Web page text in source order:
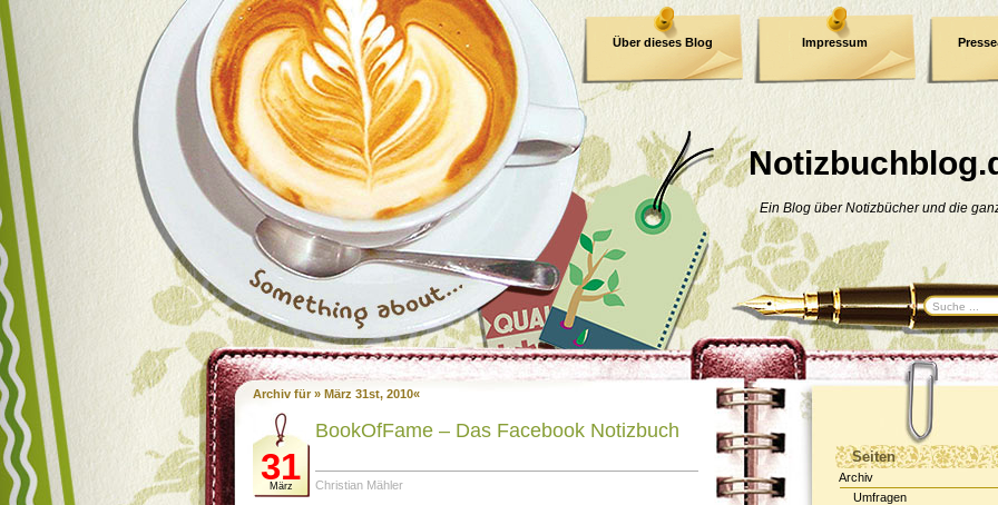
Ein Blog über Notizbücher und die
Über dieses Blog Impressum
Datenschutzerklärung
Archiv für » März 31st, 2010«
31
März
BookOfFame – Das Facebook Notizbuch
Christian Mähler
Seiten
Archiv
Umfragen